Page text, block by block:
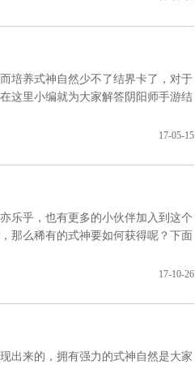
培养式神自然少不了结界卡了，对于
这里小编就为大家解答阴阳师手游结
17-05-15
乐乎，也有更多的小伙伴加入到这个
那么稀有的式神要如何获得呢？下面
17-10-26
出来的，拥有强力的式神自然是大家